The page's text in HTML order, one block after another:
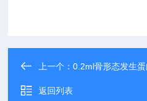
上一个：0.2ml骨形态发生
返回列表